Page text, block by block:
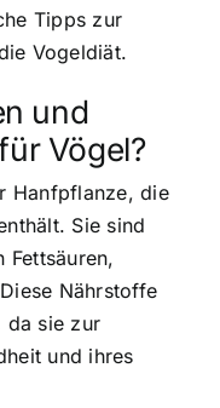
Tipps zur
Vogeldiät.
und
Vögel?
Hanfpflanze, die
Sie sind
Fettsäuren,
Nährstoffe
da sie zur
und ihres